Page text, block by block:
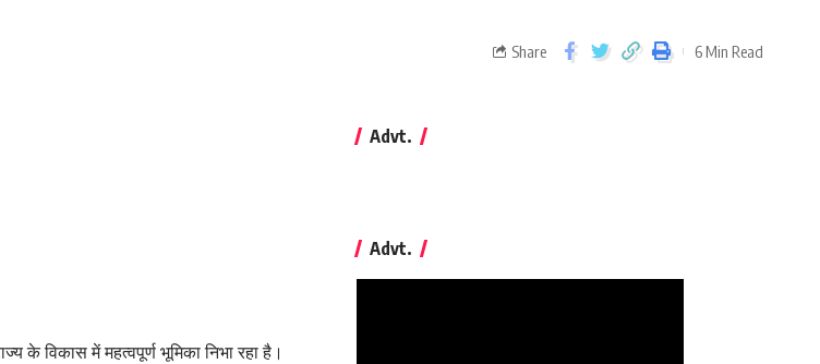
Share 6 Min Read
के विकास में महत्वपूर्ण भूमिका निभा रहा है।
Advt.
Advt.